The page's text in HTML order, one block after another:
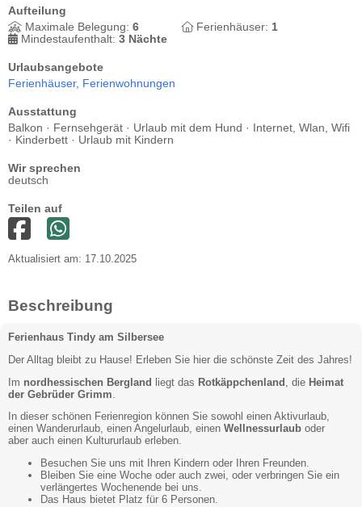
Aufteilung
Maximale Belegung: 6 Ferienhäuser: 1
Mindestaufenthalt: 3 Nächte
Urlaubsangebote
Ferienhäuser, Ferienwohnungen
Ausstattung
Balkon · Fernsehgerät · Urlaub mit dem Hund · Internet, Wlan, Wifi
· Kinderbett · Urlaub mit Kindern
Wir sprechen
deutsch
Teilen auf
Aktualisiert am: 17.10.2025
Beschreibung
Ferienhaus Tindy am Silbersee
Der Alltag bleibt zu Hause! Erleben Sie hier die schönste Zeit des Jahres!
Im nordhessischen Bergland liegt das Rotkäppchenland , die Heimat
der Gebrüder Grimm
In dieser schönen Ferienregion können Sie sowohl einen Aktivurlaub,
einen Wanderurlaub, einen Angelurlaub, einen Wellnessurlaub oder
aber auch einen Kultururlaub erleben.
Besuchen Sie uns mit Ihren Kindern oder Ihren Freunden.
Bleiben Sie eine Woche oder auch zwei, oder verbringen Sie ein
verlängertes Wochenende bei uns.
Das Haus bietet Platz für 6 Personen.